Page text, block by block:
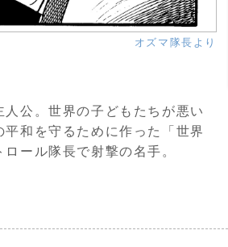
オズマ隊長より
人公。世界の子どもたちが悪い
平和を守るために作った「世界
ール隊長で射撃の名手。